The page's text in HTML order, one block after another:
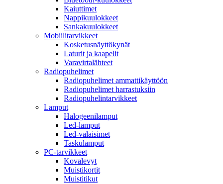
Kaiuttimet
Nappikuulokkeet
Sankakuulokkeet
Mobiilitarvikkeet
Kosketusnäyttökynät
Laturit ja kaapelit
Varavirtalähteet
Radiopuhelimet
Radiopuhelimet ammattikäyttöön
Radiopuhelimet harrastuksiin
Radiopuhelintarvikkeet
Lamput
Halogeenilamput
Led-lamput
Led-valaisimet
Taskulamput
PC-tarvikkeet
Kovalevyt
Muistikortit
Muistitikut